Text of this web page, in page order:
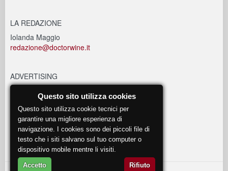
LA REDAZIONE
Iolanda Maggio
redazione@doctorwine.it
ADVERTISING
EVENTI
eventi@doctorwine.it
Questo sito utilizza cookies
Questo sito utilizza cookie tecnici per
garantire una migliore esperienza di
navigazione. I cookies sono dei piccoli file di
testo che i siti salvano sul tuo computer o
dispositivo mobile mentre li visiti.
Accetto Rifiuto